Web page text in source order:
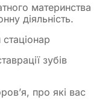
материнства
діяльність.
зубів
про які вас